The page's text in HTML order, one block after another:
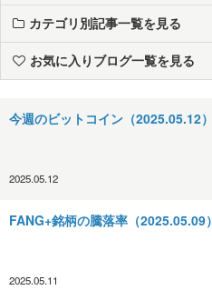
カテゴリ別記事一覧を見る
お気に入りブログ一覧を見る
今週のビットコイン（2025.05.12）
2025.05.12
FANG+銘柄の騰落率（2025.05.09）
2025.05.11